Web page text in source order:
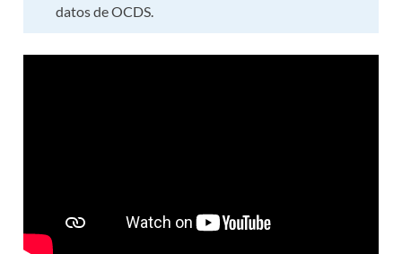
datos de OCDS.